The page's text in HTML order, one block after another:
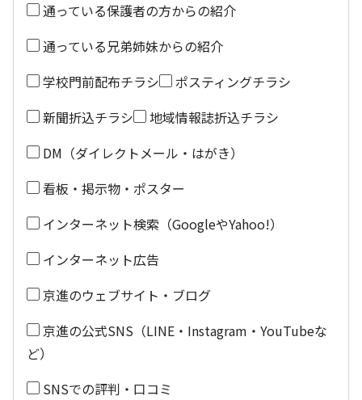
通っている保護者の方からの紹介
通っている兄弟姉妹からの紹介
学校門前配布チラシ
ポスティングチラシ
新聞折込チラシ
地域情報誌折込チラシ
DM（ダイレクトメール・はがき）
看板・掲示物・ポスター
インターネット検索（GoogleやYahoo!）
インターネット広告
京進のウェブサイト・ブログ
京進の公式SNS（LINE・Instagram・YouTubeな
ど）
SNSでの評判・口コミ